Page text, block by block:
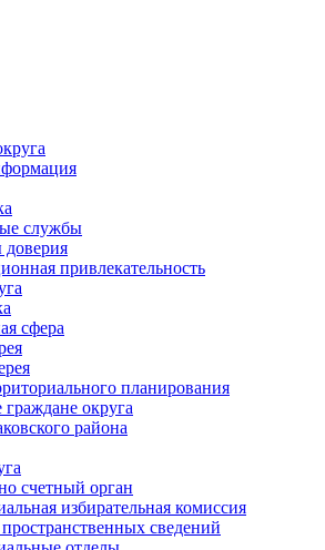
службы
привлекательность
сфера
планирования
округа
района
счетный орган
избирательная комиссия
сведений